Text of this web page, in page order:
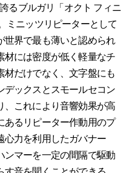
るブルガリ「オクト フィニ
ミニッツリピーターとして
世界で最も薄いと認められ
材には密度が低く軽量なチ
材だけでなく、文字盤にも
デックスとスモールセコン
、これにより音響効果が高
あるリピーター作動用のプ
心力を利用したガバナー
ンマーを一定の間隔で駆動